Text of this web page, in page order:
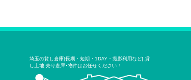
埼玉の貸し倉庫[長期・短期・1DAY・撮影利用など],貸
し土地,売り倉庫･物件はお任せください！